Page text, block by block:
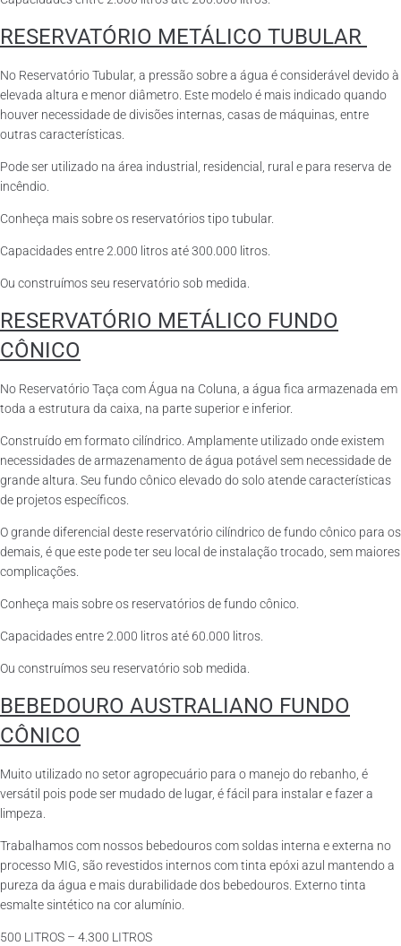
RESERVATÓRIO METÁLICO TUBULAR
No Reservatório Tubular, a pressão sobre a água é considerável devido à
elevada altura e menor diâmetro. Este modelo é mais indicado quando
houver necessidade de divisões internas, casas de máquinas, entre
outras características.
Pode ser utilizado na área industrial, residencial, rural e para reserva de
incêndio.
Conheça mais sobre os reservatórios tipo tubular.
Capacidades entre 2.000 litros até 300.000 litros.
Ou construímos seu reservatório sob medida.
RESERVATÓRIO METÁLICO FUNDO
CÔNICO
No Reservatório Taça com Água na Coluna, a água fica armazenada em
toda a estrutura da caixa, na parte superior e inferior.
Construído em formato cilíndrico. Amplamente utilizado onde existem
necessidades de armazenamento de água potável sem necessidade de
grande altura. Seu fundo cônico elevado do solo atende características
de projetos específicos.
O grande diferencial deste reservatório cilíndrico de fundo cônico para os
demais, é que este pode ter seu local de instalação trocado, sem maiores
complicações.
Conheça mais sobre os reservatórios de fundo cônico.
Capacidades entre 2.000 litros até 60.000 litros.
Ou construímos seu reservatório sob medida.
BEBEDOURO AUSTRALIANO FUNDO
CÔNICO
Muito utilizado no setor agropecuário para o manejo do rebanho, é
versátil pois pode ser mudado de lugar, é fácil para instalar e fazer a
limpeza.
Trabalhamos com nossos bebedouros com soldas interna e externa no
processo MIG, são revestidos internos com tinta epóxi azul mantendo a
pureza da água e mais durabilidade dos bebedouros. Externo tinta
esmalte sintético na cor alumínio.
500 LITROS – 4.300 LITROS